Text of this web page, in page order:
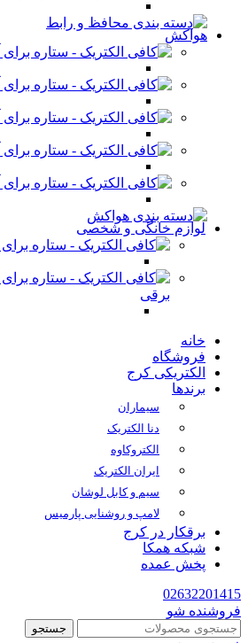
هواکش
لوازم خانگی و شخصی
برقی
خانه
فروشگاه
الکتریکی کرج
برندها
سیماران
دنا الکتریک
الکتروکاوه
ایران الکتریک
سیم و کابل لوشان
لامپ و روشنایی پارمیس
برقکار در کرج
شبکه همکا
پخش عمده
02632201415
فروشنده شو
جستجو